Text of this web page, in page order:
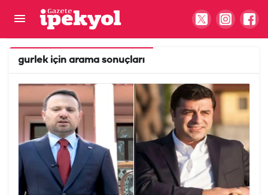
gurlekiçin arama sonuçları